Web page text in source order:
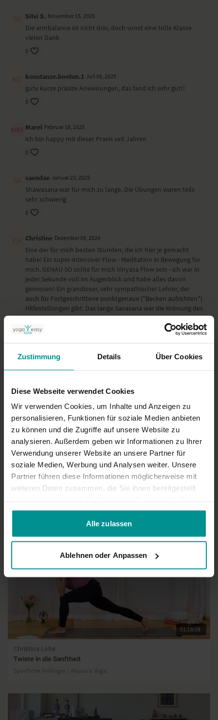
Zustimmung Details Über Cookies
Diese Webseite verwendet Cookies
Wir verwenden Cookies, um Inhalte und Anzeigen zu
personalisieren, Funktionen für soziale Medien anbieten
zu können und die Zugriffe auf unsere Website zu
analysieren. Außerdem geben wir Informationen zu Ihrer
Verwendung unserer Website an unsere Partner für
soziale Medien, Werbung und Analysen weiter. Unsere
Partner führen diese Informationen möglicherweise mit
weiteren Daten zusammen, die Sie ihnen bereitgestellt
gesammelt haben.
Alle zulassen
Ablehnen oder Anpassen
Herzöffner
Schulterstand
Liegender Twist mit gestrecktem Bein
Shavasana
Silvi S. November 15, 2025
Die armbalance ist nicht drin, doch sonst eine tolle Klasse
vielen Dank
0
konstanze.boehm.1 Juli 06, 2025
gute kurze präsize Anweisungen, das fand ich sehr gut!!
0
Marei Februar 18, 2025
ich bin happy mit dieser Praxis seit Jahren
0
saendae Januar 23, 2025
Shawasana war für mich zu lange. Die Übungen waren teils
sehr schwierig
0
Christine Dezember 09, 2024
Eine der für mich besten Stunden, die ich hier je gemacht
habe! Ein super-intensiver Flow - Meditation in Bewegung für
mich. GENAU SO sollte für mich Vinyasa Flow sein - ich war in
jeder Sekunde voll im Augenblick und habe alles davon
genossen! Ein grandioser, sehr sympathischer Lehrer, der
auch für Fortgeschrittene punktgenaue ("Becken aufrichten")
Hilfestellungen gibt. Das lange Savasana war die Krönung des
Genusses. Danke!
0
Katharina F. November 01, 2024
Ein wundervoller Flow - lieben Dank!
Rieke Oktober 07, 2024
Jo ist einfach immer wieder ein Erlebnis. Wunderbare Klasse!
Humor, Anstrengung, genaue Anleitungen, perfekt.
0
Mehr laden
Ähnliche Videos
01:18:08
Christina Lobe
Twiste in die Sanftheit
Sportliche Anfänger | Anusara Yoga